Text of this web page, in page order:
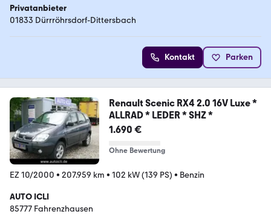
Privatanbieter
01833 Dürrröhrsdorf-Dittersbach
Kontakt Parken
Renault Scenic RX4 2.0 16V Luxe *
ALLRAD * LEDER * SHZ *
1.690 €
Ohne Bewertung
EZ 10/2000 • 207.959 km • 102 kW (139 PS) • Benzin
AUTO ICLI
85777 Fahrenzhausen